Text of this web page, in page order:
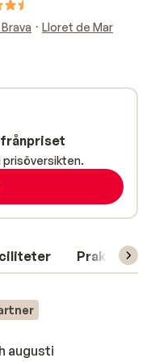
Lloret de Mar
Praktisk
augusti
frånpriset
prisöversikten.